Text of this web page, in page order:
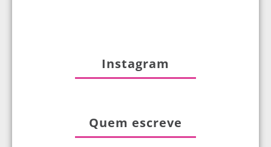
Instagram
Quem escreve